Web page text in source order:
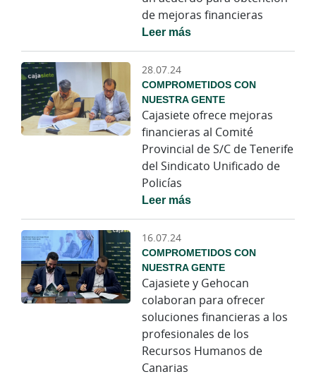
de mejoras financieras
Leer más
28.07.24
COMPROMETIDOS CON
NUESTRA GENTE
Cajasiete ofrece mejoras
financieras al Comité
Provincial de S/C de Tenerife
del Sindicato Unificado de
Policías
Leer más
16.07.24
COMPROMETIDOS CON
NUESTRA GENTE
Cajasiete y Gehocan
colaboran para ofrecer
soluciones financieras a los
profesionales de los
Recursos Humanos de
Canarias